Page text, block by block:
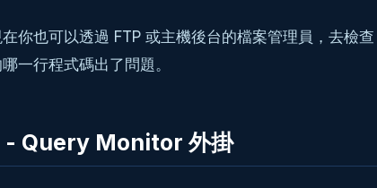
你也可以透過 FTP 或主機後台的檔案管理員，去檢查
一行程式碼出了問題。
- Query Monitor 外掛